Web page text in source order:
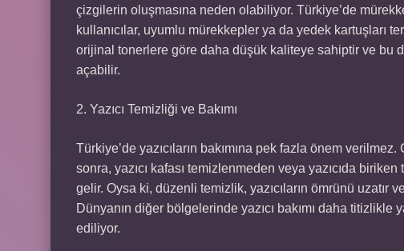
çizgilerin oluşmasına neden olabiliyor. Türkiye’de
kullanıcılar, uyumlu mürekkepler ya da yedek kartuşları
orijinal tonerlere göre daha düşük kaliteye sahiptir ve bu
açabilir.
2. Yazıcı Temizliği ve Bakımı
Türkiye’de yazıcıların bakımına pek fazla önem
sonra, yazıcı kafası temizlenmeden veya yazıcıda
gelir. Oysa ki, düzenli temizlik, yazıcıların ömrünü uzatır
Dünyanın diğer bölgelerinde yazıcı bakımı daha titizlikle
ediliyor.